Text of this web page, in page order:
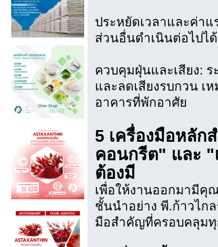
ประหยัดเวลาและค่าแ
ส่วนอื่นดำเนินต่อไปไ
ควบคุมฝุ่นและเสียง:
และลดเสียงรบกวน
อาคารที่พักอาศัย
5 เครื่องมือหลัก
คอนกรีต" และ "
ต้องมี
เพื่อให้งานออกมามีคุ
ชั้นนำอย่าง พี.ก้าวไก
มือสำคัญที่ครอบคลุมทุ